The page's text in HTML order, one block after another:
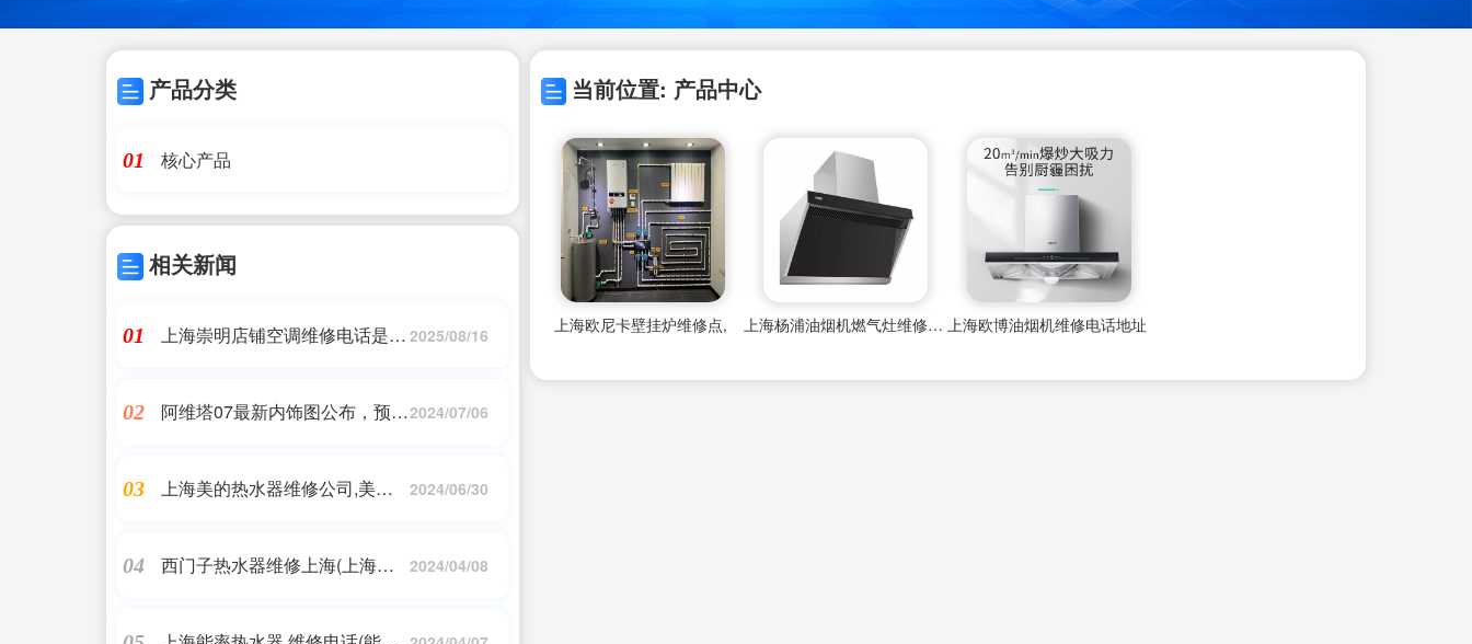
产品分类
01 核心产品
相关新闻
01
上海崇明店铺空调维修电话是多 2025/08/16
02
阿维塔07最新内饰图公布，预计2024/07/06
03
上海美的热水器维修公司,美的
2024/06/30
04
西门子热水器维修上海(上海申
2024/04/08
当前位置: 产品中心
上海欧尼卡壁挂炉维修点, 上海杨浦油烟机燃气灶维修点电话查询 上海欧博油烟机维修电话地址